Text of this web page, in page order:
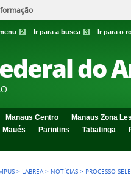
2 Ir para a busca 3 Ir para o
do
Manaus Centro Manaus Zona
Maués Parintins Tabatinga
> LABREA > NOTÍCIAS > PROCESSO